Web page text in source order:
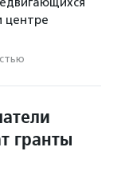
центре
гранты